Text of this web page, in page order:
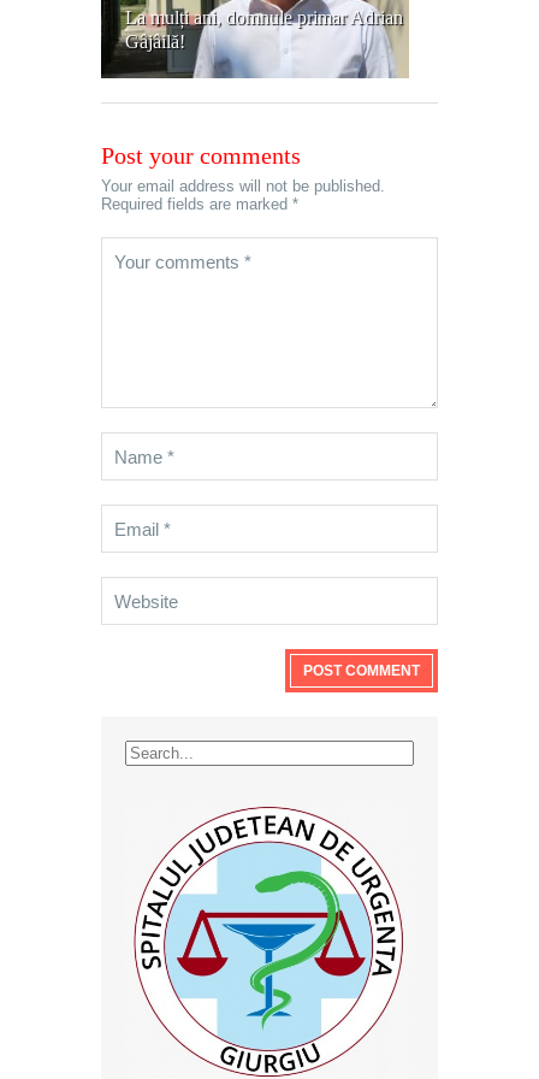
La mulți ani, domnule primar Adrian
Gâjâilă!
Post your comments
Your email address will not be published.
Required fields are marked *